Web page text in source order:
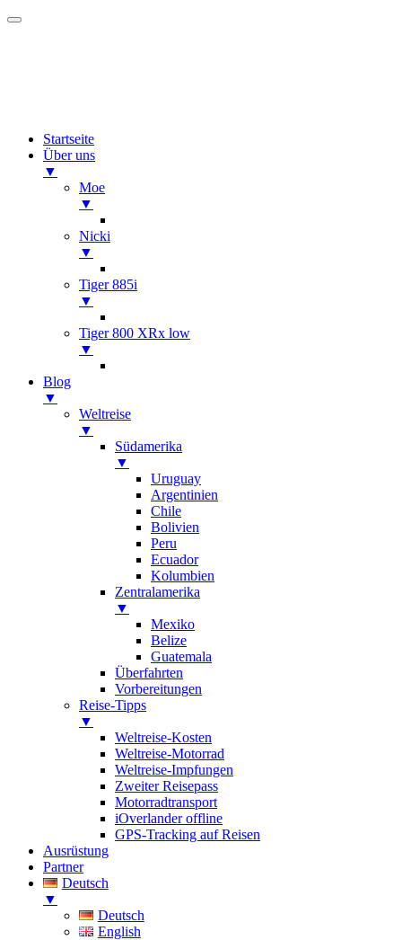
Startseite
Über uns
▼
Moe
▼
Nicki
▼
Tiger 885i
▼
Tiger 800 XRx low
▼
Blog
▼
Weltreise
▼
Südamerika
▼
Uruguay
Argentinien
Chile
Bolivien
Peru
Ecuador
Kolumbien
Zentralamerika
▼
Mexiko
Belize
Guatemala
Überfahrten
Vorbereitungen
Reise-Tipps
▼
Weltreise-Kosten
Weltreise-Motorrad
Weltreise-Impfungen
Zweiter Reisepass
Motorradtransport
iOverlander offline
GPS-Tracking auf Reisen
Ausrüstung
Partner
Deutsch
▼
Deutsch
English